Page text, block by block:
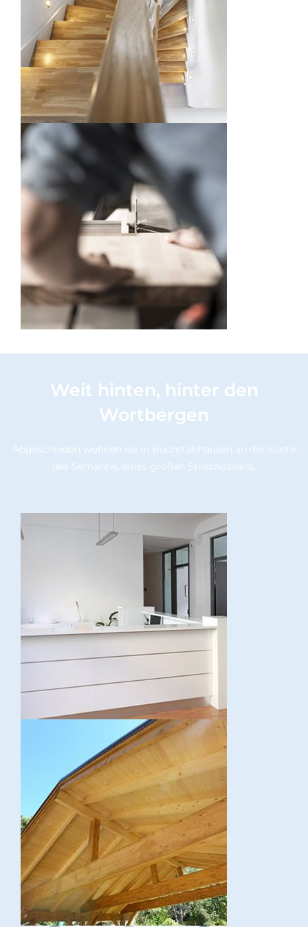
Weit hinten, hinter den
Wortbergen
Abgeschieden wohnen sie in Buchstabhausen an der Küste
des Semantik, eines großen Sprachozeans.